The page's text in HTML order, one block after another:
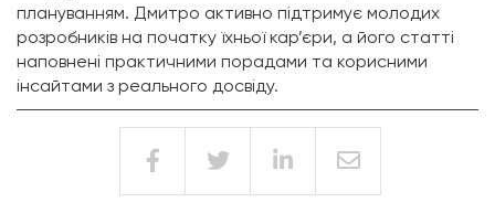
плануванням. Дмитро активно підтримує молодих
розробників на початку їхньої кар’єри, а його статті
наповнені практичними порадами та корисними
інсайтами з реального досвіду.